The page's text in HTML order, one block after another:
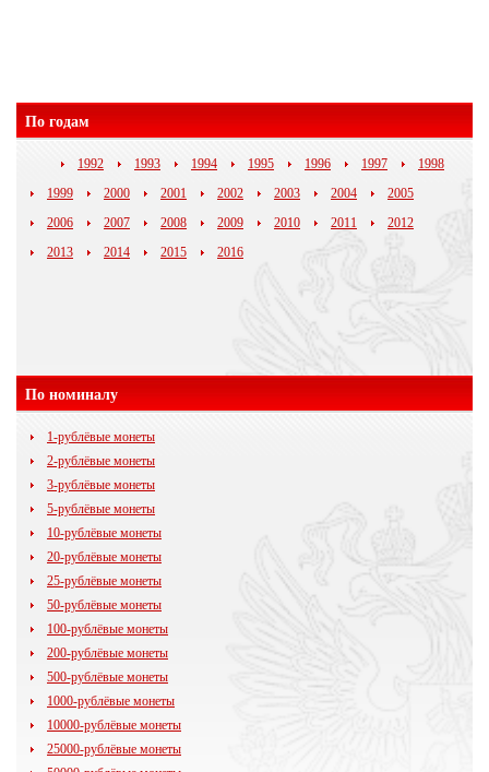
По годам
1992 1993 1994 1995 1996 1997
1998
1999
2000 2001 2002 2003 2004
2005
2006
2007 2008 2009 2010 2011
2012
2013
2014 2015 2016
По номиналу
1-рублёвые монеты
2-рублёвые монеты
3-рублёвые монеты
5-рублёвые монеты
10-рублёвые монеты
20-рублёвые монеты
25-рублёвые монеты
50-рублёвые монеты
100-рублёвые монеты
200-рублёвые монеты
500-рублёвые монеты
1000-рублёвые монеты
10000-рублёвые монеты
25000-рублёвые монеты